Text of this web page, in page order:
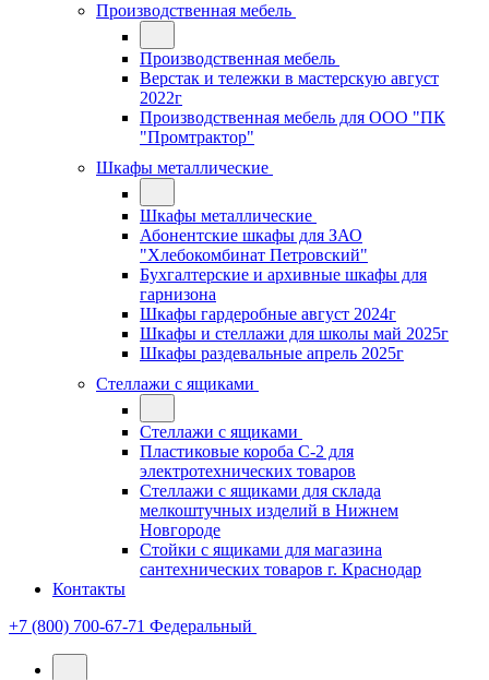
Производственная мебель
Производственная мебель
Верстак и тележки в мастерскую август
2022г
Производственная мебель для ООО "ПК
"Промтрактор"
Шкафы металлические
Шкафы металлические
Абонентские шкафы для ЗАО
"Хлебокомбинат Петровский"
Бухгалтерские и архивные шкафы для
гарнизона
Шкафы гардеробные август 2024г
Шкафы и стеллажи для школы май 2025г
Шкафы раздевальные апрель 2025г
Стеллажи с ящиками
Стеллажи с ящиками
Пластиковые короба С-2 для
электротехнических товаров
Стеллажи с ящиками для склада
мелкоштучных изделий в Нижнем
Новгороде
Стойки с ящиками для магазина
сантехнических товаров г. Краснодар
Контакты
+7 (800) 700-67-71 Федеральный